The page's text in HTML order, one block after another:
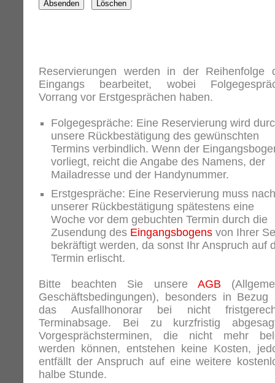
Reservierungen werden in der Reihenfolge
Eingangs bearbeitet, wobei
Vorrang vor Erstgesprächen haben.
Folgegespräche: Eine Reservierung wird
unsere Rückbestätigung des gewünschten
Termins verbindlich. Wenn der
vorliegt, reicht die Angabe des Namens, der
Mailadresse und der Handynummer.
Erstgespräche: Eine Reservierung muss nach
unserer Rückbestätigung spätestens eine
Woche vor dem gebuchten Termin durch die
Zusendung des Eingangsbogens von Ihrer
bekräftigt werden, da sonst Ihr Anspruch auf
Termin erlischt.
Bitte beachten Sie unsere AGB
Geschäftsbedingungen), besonders in Bezug
das Ausfallhonorar bei nicht
Terminabsage. Bei zu kurzfristig
Vorgesprächsterminen, die nicht mehr
werden können, entstehen keine Kosten,
entfällt der Anspruch auf eine weitere
halbe Stunde.